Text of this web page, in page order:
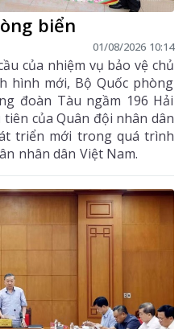
biển
01/08/2026 10:14
của nhiệm vụ bảo vệ chủ
hình mới, Bộ Quốc phòng
đoàn Tàu ngầm 196 Hải
của Quân đội nhân dân
triển mới trong quá trình
nhân dân Việt Nam.